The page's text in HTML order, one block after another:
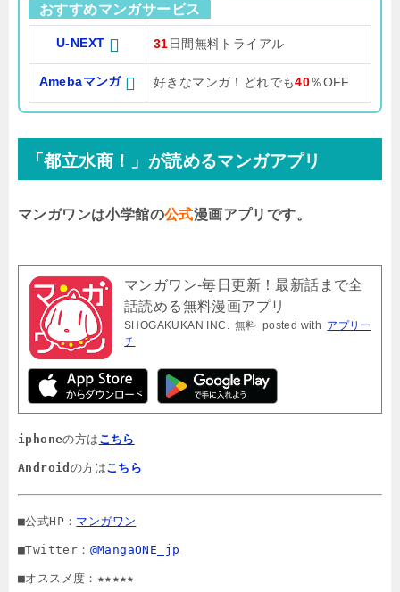
おすすめマンガサービス
U-NEXT 31 日間無料トライアル
Amebaマンガ 好きなマンガ！どれでも40％OFF
「都立水商！」が読めるマンガアプリ
マンガワンは小学館の公式漫画アプリです。
マンガワン-毎日更新！最新話まで全
話読める無料漫画アプリ
SHOGAKUKAN INC. 無料 posted with アプリー
チ
iphoneの方は こちら
Android の方はこちら
■公式HP： マンガワン
■Twitter： @MangaONE_jp
■オススメ度：★★★★★